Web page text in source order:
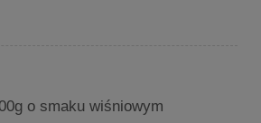
o smaku wiśniowym